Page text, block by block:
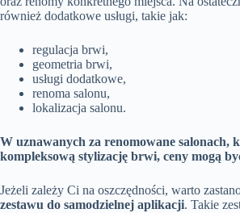
również dodatkowe usługi, takie jak:
regulacja brwi,
geometria brwi,
usługi dodatkowe,
renoma salonu,
lokalizacja salonu.
W uznawanych za renomowane salonach,
kompleksową stylizację brwi, ceny mogą
Jeżeli zależy Ci na oszczędności, warto
zestawu do samodzielnej aplikacji. Takie